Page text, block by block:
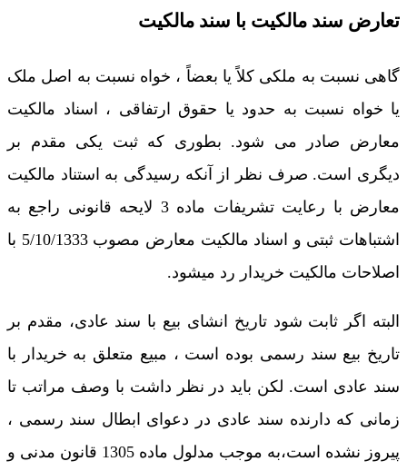
تعارض سند مالکیت با سند مالکیت
گاهی نسبت به ملکی کلاً یا بعضاً ، خواه نسبت به اصل ملک
یا خواه نسبت به حدود یا حقوق ارتفاقی ، اسناد مالکیت
معارض صادر می شود. بطوری که ثبت یکی مقدم بر
دیگری است. صرف نظر از آنکه رسیدگی به استناد مالکیت
معارض با رعایت تشریفات ماده 3 لایحه قانونی راجع به
اشتباهات ثبتی و اسناد مالکیت معارض مصوب 5/10/1333 با
اصلاحات مالکیت خریدار رد میشود.
البته اگر ثابت شود تاریخ انشای بیع با سند عادی، مقدم بر
تاریخ بیع سند رسمی بوده است ، مبیع متعلق به خریدار با
سند عادی است. لکن باید در نظر داشت با وصف مراتب تا
زمانی که دارنده سند عادی در دعوای ابطال سند رسمی ،
پیروز نشده است،به موجب مدلول ماده 1305 قانون مدنی و